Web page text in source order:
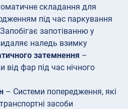
складання для
під час паркування
запотіванню у
наледь взимку
затемнення –
від фар під час нічного
– Системи попередження, які
засоби